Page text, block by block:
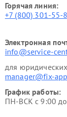
Горячая линия:
+7 (800) 301-55-
Электронная
info@service-
для
manager@fix-
График работы:
ПН-ВСК с 9:00